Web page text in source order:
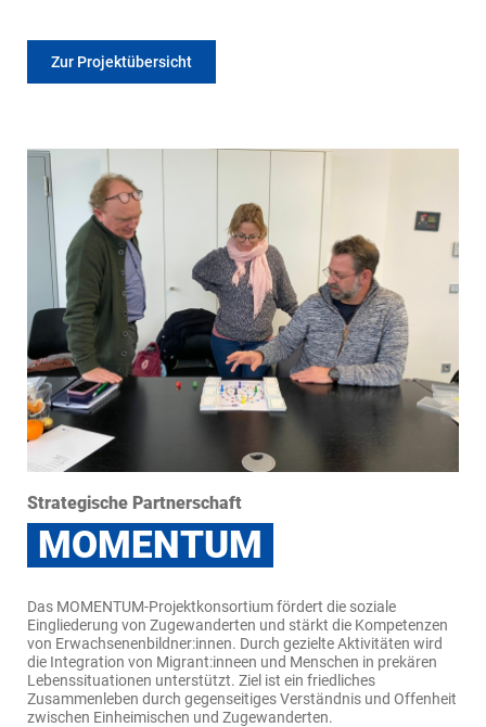
Zur Projektübersicht
Strategische Partnerschaft
MOMENTUM
Das MOMENTUM-Projektkonsortium fördert die soziale
Eingliederung von Zugewanderten und stärkt die Kompetenzen
von Erwachsenenbildner:innen. Durch gezielte Aktivitäten wird
die Integration von Migrant:inneen und Menschen in prekären
Lebenssituationen unterstützt. Ziel ist ein friedliches
Zusammenleben durch gegenseitiges Verständnis und Offenheit
zwischen Einheimischen und Zugewanderten.